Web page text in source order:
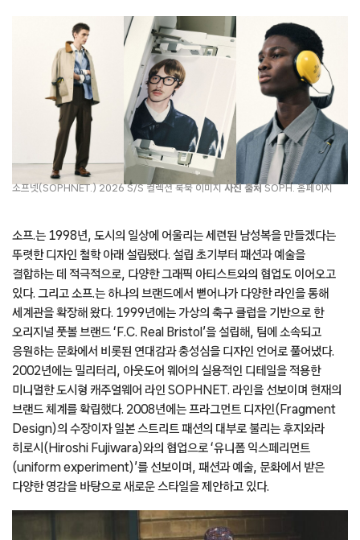
소프넷(SOPHNET.) 2026 S/S 컬렉션 룩북 이미지사진 출처SOPH. 홈페이지
소프.는 1998년, 도시의 일상에 어울리는 세련된 남성복을 만들겠다는
뚜렷한 디자인 철학 아래 설립됐다. 설립 초기부터 패션과 예술을
결합하는 데 적극적으로, 다양한 그래픽 아티스트와의 협업도 이어오고
있다. 그리고 소프.는 하나의 브랜드에서 뻗어나가 다양한 라인을 통해
세계관을 확장해 왔다. 1999년에는 가상의 축구 클럽을 기반으로 한
오리지널 풋볼 브랜드 ‘F.C. Real Bristol’을 설립해, 팀에 소속되고
응원하는 문화에서 비롯된 연대감과 충성심을 디자인 언어로 풀어냈다.
2002년에는 밀리터리, 아웃도어 웨어의 실용적인 디테일을 적용한
미니멀한 도시형 캐주얼웨어 라인 SOPHNET. 라인을 선보이며 현재의
브랜드 체계를 확립했다. 2008년에는 프라그먼트 디자인(Fragment
Design)의 수장이자 일본 스트리트 패션의 대부로 불리는 후지와라
히로시(Hiroshi Fujiwara)와의 협업으로 ‘유니폼 익스페리먼트
(uniform experiment)’를 선보이며, 패션과 예술, 문화에서 받은
다양한 영감을 바탕으로 새로운 스타일을 제안하고 있다.